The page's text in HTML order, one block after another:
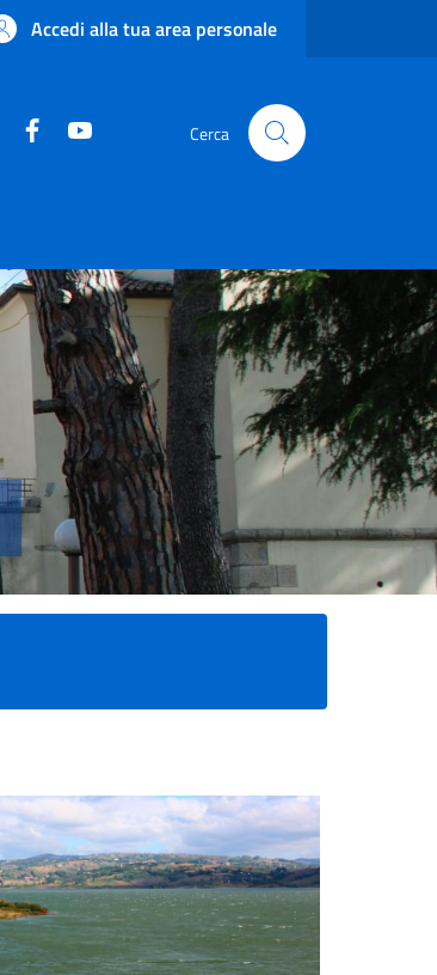
Accedi alla tua area personale
Facebook Cerca